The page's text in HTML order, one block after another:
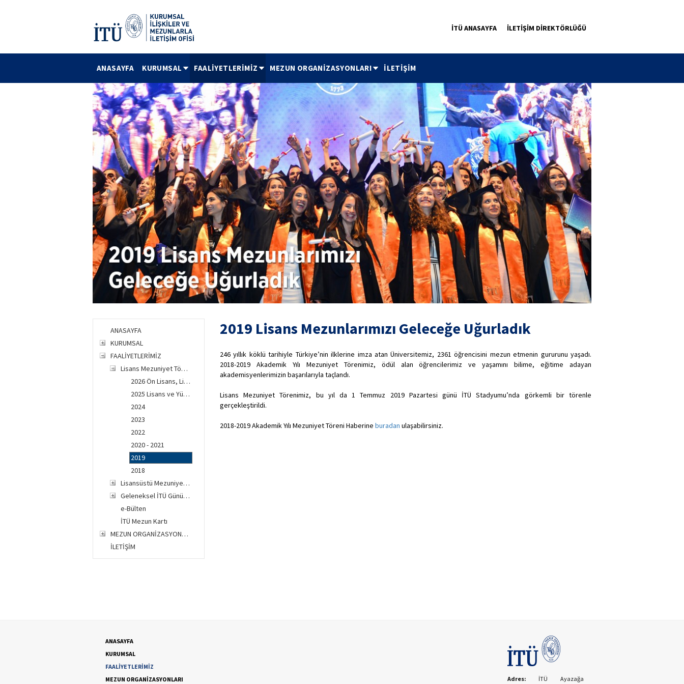
İTÜ ANASAYFA İLETİŞİM DİREKTÖRLÜĞÜ
ANASAYFA KURUMSAL FAALİYETLERİMİZ MEZUN ORGANİZASYONLARI İLETİŞİM
ANASAYFA
KURUMSAL
FAALİYETLERİMİZ
Lisans Mezuniyet Töreni
2026 Ön Lisans, Lisans ve Yüksek Lisans Mezuniyet Töreni
2025 Lisans ve Yüksek Lisans Mezuniyet Töreni
2024
2023
2022
2020 - 2021
2019
2018
Lisansüstü Mezuniyet Töreni
Geleneksel İTÜ Günü Kutlamaları
e-Bülten
İTÜ Mezun Kartı
MEZUN ORGANİZASYONLARI
İLETİŞİM
2019 Lisans Mezunlarımızı Geleceğe Uğurladık
246 yıllık köklü tarihiyle Türkiye’nin ilklerine imza atan Üniversitemiz, 2361 öğrencisini mezun etmenin gururunu yaşadı.
2018-2019 Akademik Yılı Mezuniyet Törenimiz, ödül alan öğrencilerimiz ve yaşamını bilime, eğitime adayan
akademisyenlerimizin başarılarıyla taçlandı.
Lisans Mezuniyet Törenimiz, bu yıl da 1 Temmuz 2019 Pazartesi günü İTÜ Stadyumu’nda görkemli bir törenle
gerçekleştirildi.
2018-2019 Akademik Yılı Mezuniyet Töreni Haberine buradan ulaşabilirsiniz.
ANASAYFA
KURUMSAL
FAALİYETLERİMİZ
MEZUN ORGANİZASYONLARI
Adres: İTÜ Ayazağa